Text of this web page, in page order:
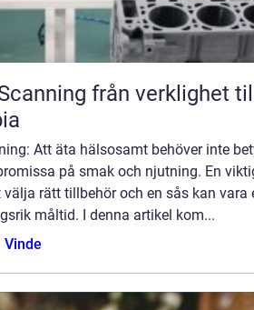
verklighet till exakt digital
Att äta hälsosamt behöver inte
på smak och njutning. En
välja rätt tillbehör och en sås kan
måltid. I denna artikel kom...
Vinde